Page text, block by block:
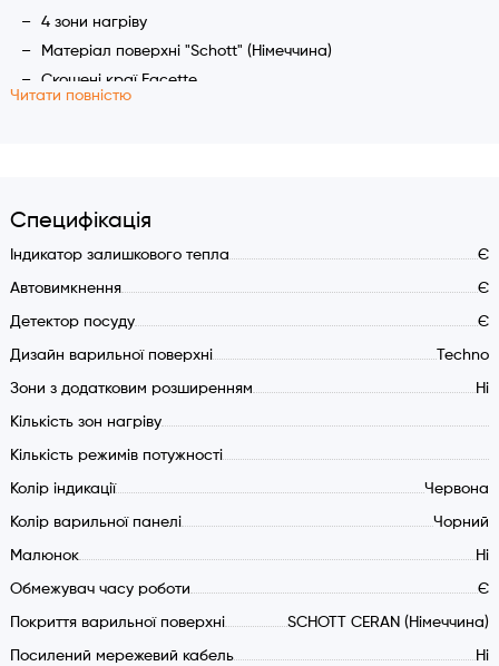
4 зони нагріву
Матеріал поверхні "Schott" (Німеччина)
Скошені краї Facette
Сенсорне керування Touch Control
Характеристики:
9 режимів потужності
Цифрова LED індикація
Прямий вибір потужності слайдер EASY OPT
Функція "BOOST" (прискорений нагрів)
Варіанти підключення: 220 Ст або 380 Ст.
Посилений мережевий кабель 1,1м.
Таймер авто відключення
Авто адаптація до розміру посуду
Функція ключ (захист від дітей)
Читати повністю
Специфікація
Індикатор залишкового тепла Є
Автовимкнення Є
Детектор посуду Є
Дизайн варильної поверхні Techno
Зони з додатковим розширенням Ні
Кількість зон нагріву
Кількість режимів потужності
Колір індикації Червона
Колір варильної панелі Чорний
Малюнок Ні
Обмежувач часу роботи Є
Покриття варильної поверхні SCHOTT CERAN (Німеччина)
Посилений мережевий кабель Ні